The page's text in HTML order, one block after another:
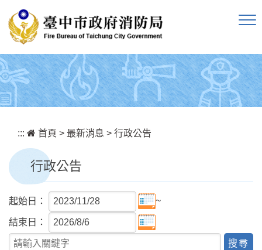
::: 首頁 > 最新消息 > 行政公告
行政公告
起始日： ~
結束日：
關鍵字查詢